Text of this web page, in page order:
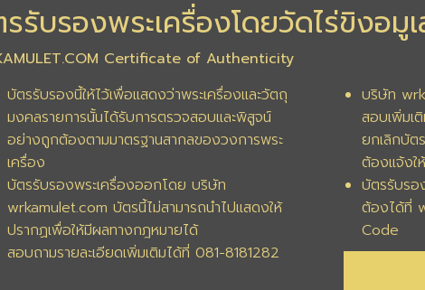
รับรองพระเครื่องโดยวัดไร่ขิงอมู
Certificate of Authenticity
บัตรรับรองนี้ให้ไว้เพื่อแสดงว่าพระเครื่องและวัตถุ
มงคลรายการนั้นได้รับการตรวจสอบและพิสูจน์
อย่างถูกต้องตามมาตรฐานสากลของวงการพระ
เครื่อง
บัตรรับรองพระเครื่องออกโดย บริษัท
wrkamulet.com บัตรนี้ไม่สามารถนำไปแสดงให้
ปรากฏเพื่อให้มีผลทางกฎหมายได้
สอบถามรายละเอียดเพิ่มเติมได้ที่ 081-8181282
บริษัท
สอบเพิ่มเ
ยกเลิกบัต
ต้องแจ้งใ
บัตรรับรอ
ต้องได้ที่
Code